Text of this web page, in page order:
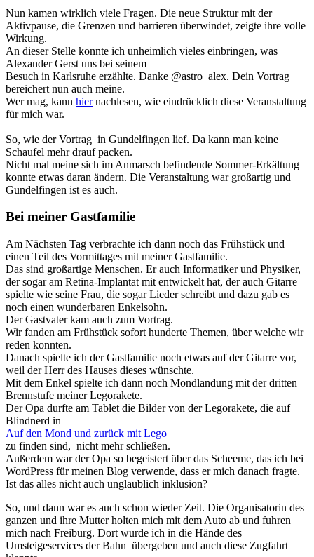
Nun kamen wirklich viele Fragen. Die neue Struktur mit der
Aktivpause, die Grenzen und barrieren überwindet, zeigte ihre volle
Wirkung.
An dieser Stelle konnte ich unheimlich vieles einbringen, was
Alexander Gerst uns bei seinem
Besuch in Karlsruhe erzählte. Danke @astro_alex. Dein Vortrag
bereichert nun auch meine.
Wer mag, kann hiernachlesen, wie eindrücklich diese Veranstaltung
für mich war.
So, wie der Vortrag in Gundelfingen lief. Da kann man keine
Schaufel mehr drauf packen.
Nicht mal meine sich im Anmarsch befindende Sommer-Erkältung
konnte etwas daran ändern. Die Veranstaltung war großartig und
Gundelfingen ist es auch.
Bei meiner Gastfamilie
Am Nächsten Tag verbrachte ich dann noch das Frühstück und
einen Teil des Vormittages mit meiner Gastfamilie.
Das sind großartige Menschen. Er auch Informatiker und Physiker,
der sogar am Retina-Implantat mit entwickelt hat, der auch Gitarre
spielte wie seine Frau, die sogar Lieder schreibt und dazu gab es
noch einen wunderbaren Enkelsohn.
Der Gastvater kam auch zum Vortrag.
Wir fanden am Frühstück sofort hunderte Themen, über welche wir
reden konnten.
Danach spielte ich der Gastfamilie noch etwas auf der Gitarre vor,
weil der Herr des Hauses dieses wünschte.
Mit dem Enkel spielte ich dann noch Mondlandung mit der dritten
Brennstufe meiner Legorakete.
Der Opa durfte am Tablet die Bilder von der Legorakete, die auf
Blindnerd in
Auf den Mond und zurück mit Lego
zu finden sind, nicht mehr schließen.
Außerdem war der Opa so begeistert über das Scheeme, das ich bei
WordPress für meinen Blog verwende, dass er mich danach fragte.
Ist das alles nicht auch unglaublich inklusion?
So, und dann war es auch schon wieder Zeit. Die Organisatorin des
ganzen und ihre Mutter holten mich mit dem Auto ab und fuhren
mich nach Freiburg. Dort wurde ich in die Hände des
Umsteigeservices der Bahn übergeben und auch diese Zugfahrt